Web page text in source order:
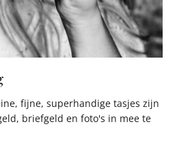
fijne, superhandige tasjes zijn
briefgeld en foto's in mee te